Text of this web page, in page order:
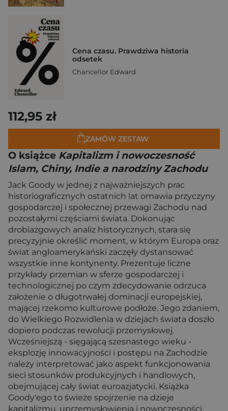
Cena czasu. Prawdziwa historia
odsetek
Chancellor Edward
112,95 zł
ZAMÓW ZESTAW
O książce Kapitalizm i nowoczesność
Islam, Chiny, Indie a narodziny Zachodu
Jack Goody w jednej z najważniejszych prac
historiograficznych ostatnich lat omawia przyczyny
gospodarczej i społecznej przewagi Zachodu nad
pozostałymi częściami świata. Dokonując
drobiazgowych analiz historycznych, stara się
precyzyjnie określić moment, w którym Europa oraz
świat angloamerykański zaczęły dystansować
wszystkie inne kontynenty. Prezentuje liczne
przykłady przemian w sferze gospodarczej i
technologicznej po czym zdecydowanie odrzuca
założenie o długotrwałej dominacji europejskiej,
mającej rzekomo kulturowe podłoże. Jego zdaniem,
do Wielkiego Rozwidlenia w dziejach świata doszło
dopiero podczas rewolucji przemysłowej.
Wcześniejszą - sięgającą szesnastego wieku -
eksplozję innowacyjności i postępu na Zachodzie
należy interpretować jako aspekt funkcjonowania
sieci stosunków produkcyjnych i handlowych,
obejmującej cały świat euroazjatycki. Książka
Goody'ego to świeże spojrzenie na dzieje
kapitalizmu, uprzemysłowienia i nowoczesności.